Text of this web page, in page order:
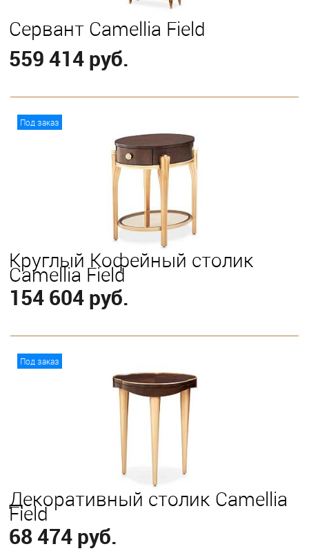
Сервант Camellia Field
559 414 руб.
Под заказ
Круглый Кофейный столик
Camellia Field
154 604 руб.
Под заказ
Декоративный столик Camellia
Field
68 474 руб.